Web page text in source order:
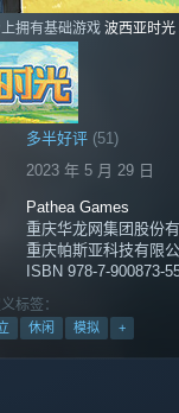
拥有基础游戏 波西亚时光
多半好评 (51)
2023 年 5 月 29 日
Pathea Games
重庆华龙网集团股份
重庆帕斯亚科技有限
ISBN 978-7-900873-
标签：
休闲 模拟 +